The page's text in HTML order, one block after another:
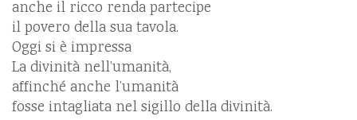
anche il ricco renda partecipe
il povero della sua tavola.
Oggi si è impressa
La divinità nell’umanità,
affinché anche l’umanità
fosse intagliata nel sigillo della divinità.